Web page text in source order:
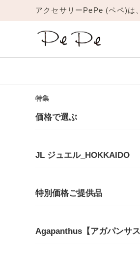
アクセサリーPePe (ペペ)は
リング
Platinum
プラチナ
1月 ガーネット
Topaz
JL
Amulet
特集
価格で選ぶ
JL ジュエル_HOKKAIDO
特別価格ご提供品
Agapanthus【アガパンサス